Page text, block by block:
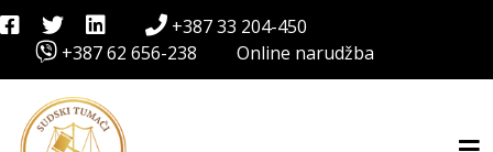
+387 33 204-450
+387 62 656-238
Online narudžba